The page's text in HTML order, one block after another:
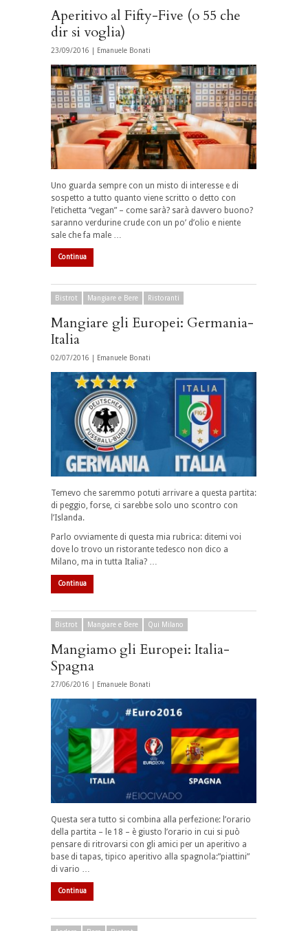
Aperitivo al Fifty-Five (o 55 che
dir si voglia)
23/09/2016 | Emanuele Bonati
Uno guarda sempre con un misto di interesse e di
sospetto a tutto quanto viene scritto o detto con
l’etichetta “vegan” – come sarà? sarà davvero buono?
saranno verdurine crude con un po’ d’olio e niente
sale che fa male …
Continua
Bistrot Mangiare e Bere Ristoranti
Mangiare gli Europei: Germania-
Italia
02/07/2016 | Emanuele Bonati
Temevo che saremmo potuti arrivare a questa partita:
di peggio, forse, ci sarebbe solo uno scontro con
l’Islanda.
Parlo ovviamente di questa mia rubrica: ditemi voi
dove lo trovo un ristorante tedesco non dico a
Milano, ma in tutta Italia? …
Continua
Bistrot Mangiare e Bere Qui Milano
Mangiamo gli Europei: Italia-
Spagna
27/06/2016 | Emanuele Bonati
Questa sera tutto si combina alla perfezione: l’orario
della partita – le 18 – è giusto l’orario in cui si può
pensare di ritrovarsi con gli amici per un aperitivo a
base di tapas, tipico aperitivo alla spagnola:”piattini”
di vario …
Continua